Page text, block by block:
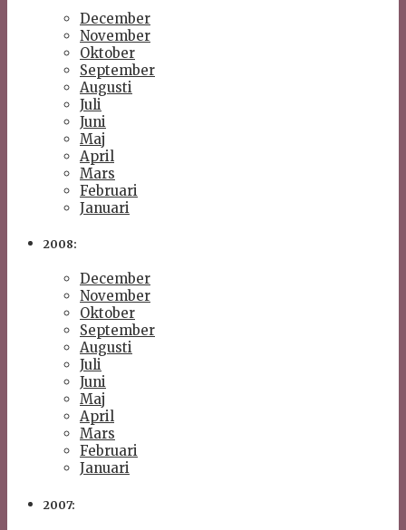
December
November
Oktober
September
Augusti
Juli
Juni
Maj
April
Mars
Februari
Januari
2008:
December
November
Oktober
September
Augusti
Juli
Juni
Maj
April
Mars
Februari
Januari
2007: